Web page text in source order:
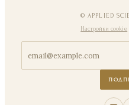
© APPLIED
Настройки cookie